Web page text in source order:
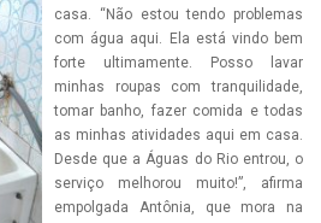
casa. “Não estou tendo problemas
com água aqui. Ela está vindo bem
forte ultimamente. Posso lavar
minhas roupas com tranquilidade,
tomar banho, fazer comida e todas
as minhas atividades aqui em casa.
Desde que a Águas do Rio entrou, o
serviço melhorou muito!”, afirma
empolgada Antônia, que mora na